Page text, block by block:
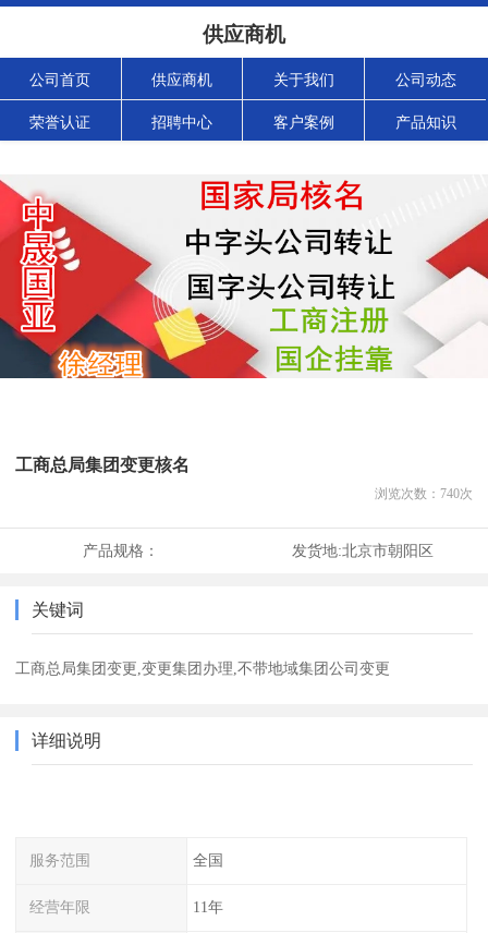
供应商机
公司首页 供应商机 关于我们 公司动态
荣誉认证 招聘中心 客户案例 产品知识
工商总局集团变更核名
浏览次数： 740次
产品规格： 发货地:北京市朝阳区
关键词
工商总局集团变更,变更集团办理,不带地域集团公司变更
详细说明
服务范围 全国
经营年限 11年